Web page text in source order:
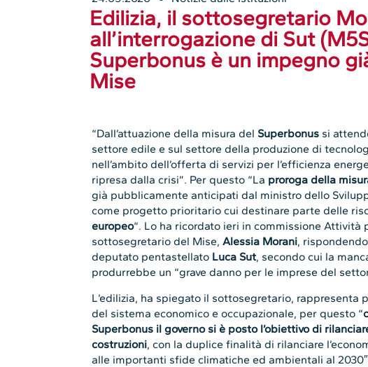
Edilizia, il sottosegretario
all’interrogazione di Sut
Superbonus è un impegno
Mise
“Dall’attuazione della misura del Superbonus si
settore edile e sul settore della produzione di
nell’ambito dell’offerta di servizi per l’efficienza
ripresa dalla crisi”. Per questo “La proroga della
già pubblicamente anticipati dal ministro dello
come progetto prioritario cui destinare parte delle
europeo“. Lo ha ricordato ieri in commissione Attività
sottosegretario del Mise,Alessia Morani, rispondendo
deputato pentastellato Luca Sut, secondo cui la
produrrebbe un “grave danno per le imprese del
L’edilizia, ha spiegato il sottosegretario, rappresenta
del sistema economico e occupazionale, per questo “
Superbonus il governo si è posto l’obiettivo di
costruzioni, con la duplice finalità di rilanciare
alle importanti sfide climatiche ed ambientali al